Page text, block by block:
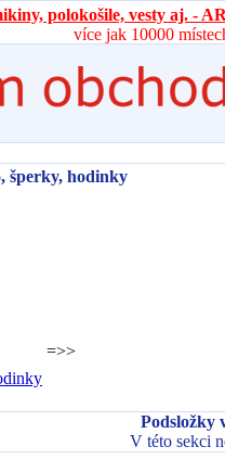
polokošile, vesty aj. -
více jak 10000
šperky, hodinky
=>>
Podsložky
V této sekci